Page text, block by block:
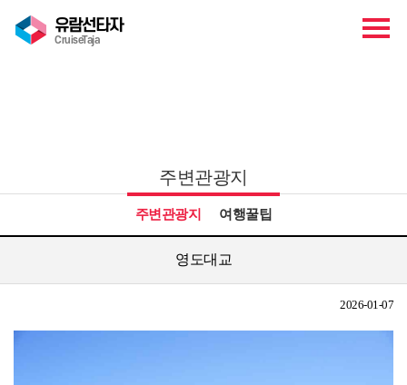
유람선타자
CruiseTaja
주변관광지
주변관광지 여행꿀팁
영도대교
2026-01-07